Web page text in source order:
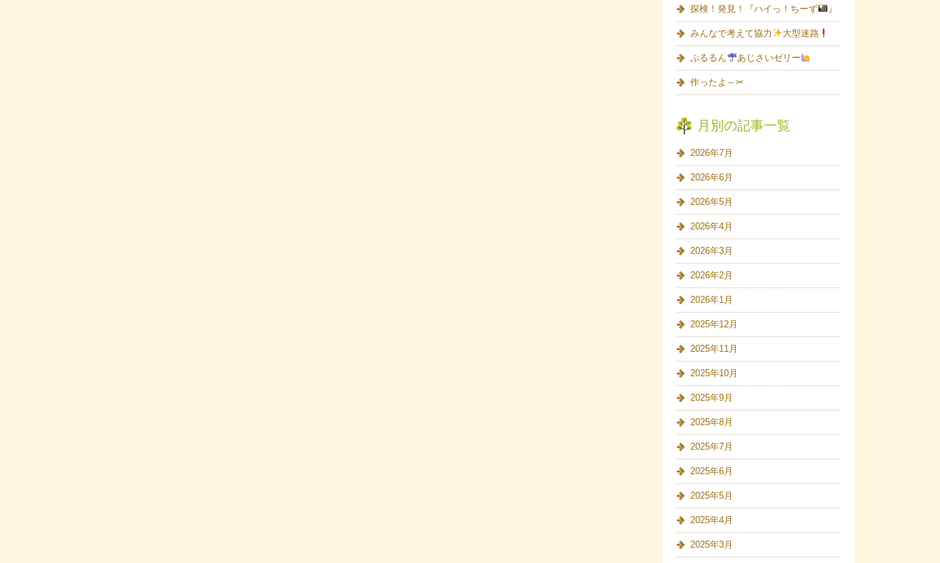
探検！発見！『ハイっ！ちーず 』
みんなで考えて協力 大型迷路
ぷるるん あじさいゼリー
作ったよ～✂
月別の記事一覧
2026年7月
2026年6月
2026年5月
2026年4月
2026年3月
2026年2月
2026年1月
2025年12月
2025年11月
2025年10月
2025年9月
2025年8月
2025年7月
2025年6月
2025年5月
2025年4月
2025年3月